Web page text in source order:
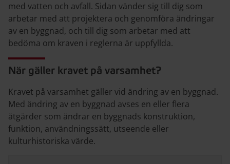
med vatten och avfall. Sidan vänder sig till dig som
arbetar med att projektera och genomföra ändringar
av en byggnad, och till dig som arbetar med att
bedöma om kraven i reglerna är uppfyllda.
När gäller kravet på varsamhet?
Kravet på varsamhet gäller vid ändring av en byggnad.
Med ändring av en byggnad avses en eller flera
åtgärder som ändrar en byggnads konstruktion,
funktion, användningssätt, utseende eller
kulturhistoriska värde.